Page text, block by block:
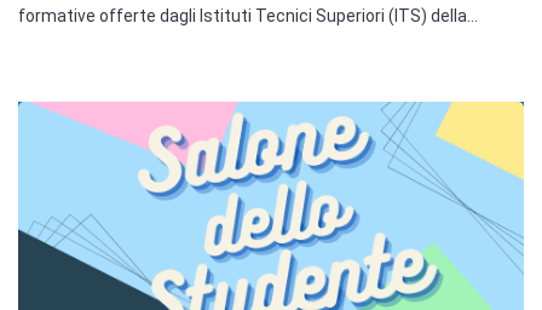
formative offerte dagli Istituti Tecnici Superiori (ITS) della…